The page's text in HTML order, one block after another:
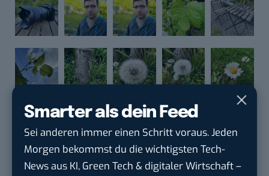
Smarter als dein Feed
Sei anderen immer einen Schritt voraus. Jeden
Morgen bekommst du die wichtigsten Tech-
News aus KI, Green Tech & digitaler Wirtschaft –